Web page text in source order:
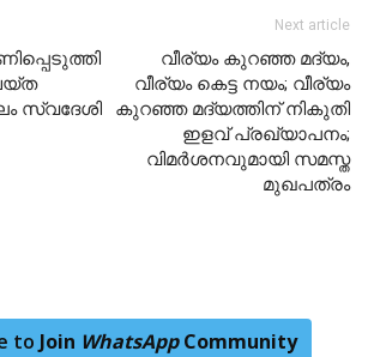
സ്വദേശി
Next article
വീര്യം കുറഞ്ഞ മദ്യം,
വീര്യം കെട്ട നയം; വീര്യം
കുറഞ്ഞ മദ്യത്തിന് നികുതി
ഇളവ് പ്രഖ്യാപനം;
വിമർശനവുമായി സമസ്ത
മുഖപത്രം
to Join WhatsAppCommunity